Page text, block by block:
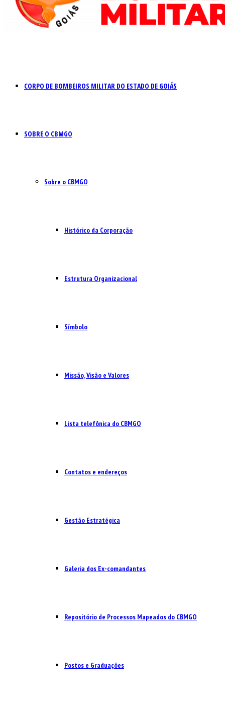
CORPO DE BOMBEIROS MILITAR DO ESTADO DE GOIÁS
SOBRE O CBMGO
Sobre o CBMGO
Histórico da Corporação
Estrutura Organizacional
Símbolo
Missão, Visão e Valores
Lista telefônica do CBMGO
Contatos e endereços
Gestão Estratégica
Galeria dos Ex-comandantes
Repositório de Processos Mapeados do CBMGO
Postos e Graduações